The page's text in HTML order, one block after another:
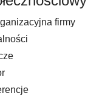
firmy